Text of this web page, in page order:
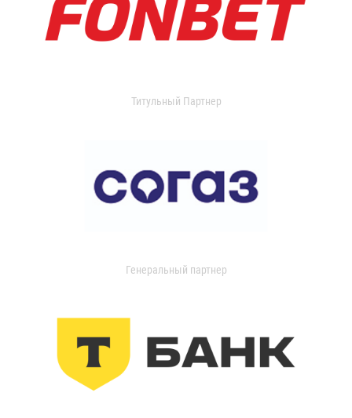
Титульный Партнер
Генеральный партнер